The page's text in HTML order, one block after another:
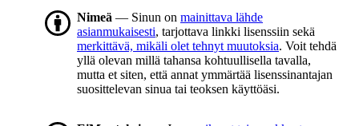
Nimeä — Sinun on mainittava lähde
asianmukaisesti, tarjottava linkki lisenssiin sekä
merkittävä, mikäli olet tehnyt muutoksia. Voit tehdä
yllä olevan millä tahansa kohtuullisella tavalla,
mutta et siten, että annat ymmärtää lisenssinantajan
suosittelevan sinua tai teoksen käyttöäsi.